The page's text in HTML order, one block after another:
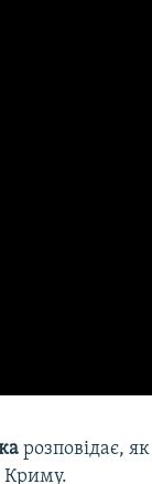
розповідає,
Криму.